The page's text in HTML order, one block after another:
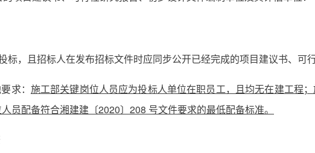
标，且招标人在发布招标文件时应同步公开已经完成的项目建议书、可
求： 施工部关键岗位人员应为投标人单位在职员工，且均无在建工程
员配备符合湘建建〔2020〕208 号文件要求的最低配备标准。